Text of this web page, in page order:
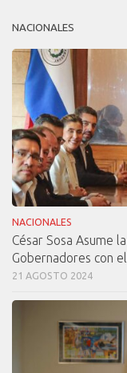
NACIONALES
NACIONALES
César Sosa Asume
Gobernadores con
21 AGOSTO 2024